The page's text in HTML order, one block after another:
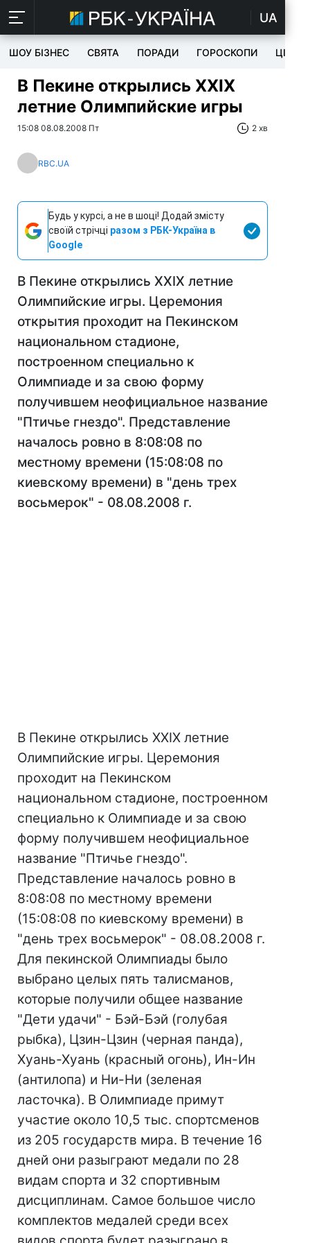
UA
ШОУ БІЗНЕС СВЯТА ПОРАДИ ГОРОСКОПИ ЦІКАВЕ
В Пекине открылись ХХIХ
летние Олимпийские игры
15:08 08.08.2008 Пт 2 хв
RBC.UA
Будь у курсі, а не в шоці! Додай змісту
своїй стрічці разом з РБК-Україна в
Google
В Пекине открылись ХХIХ летние
Олимпийские игры. Церемония
открытия проходит на Пекинском
национальном стадионе,
построенном специально к
Олимпиаде и за свою форму
получившем неофициальное название
"Птичье гнездо". Представление
началось ровно в 8:08:08 по
местному времени (15:08:08 по
киевскому времени) в "день трех
восьмерок" - 08.08.2008 г.
В Пекине открылись ХХIХ летние
Олимпийские игры. Церемония
проходит на Пекинском
национальном стадионе, построенном
специально к Олимпиаде и за свою
форму получившем неофициальное
название "Птичье гнездо".
Представление началось ровно в
8:08:08 по местному времени
(15:08:08 по киевскому времени) в
"день трех восьмерок" - 08.08.2008 г.
Для пекинской Олимпиады было
выбрано целых пять талисманов,
которые получили общее название
"Дети удачи" - Бэй-Бэй (голубая
рыбка), Цзин-Цзин (черная панда),
Хуань-Хуань (красный огонь), Ин-Ин
(антилопа) и Ни-Ни (зеленая
ласточка). В Олимпиаде примут
участие около 10,5 тыс. спортсменов
из 205 государств мира. В течение 16
дней они разыграют медали по 28
видам спорта и 32 спортивным
дисциплинам. Самое большое число
комплектов медалей среди всех